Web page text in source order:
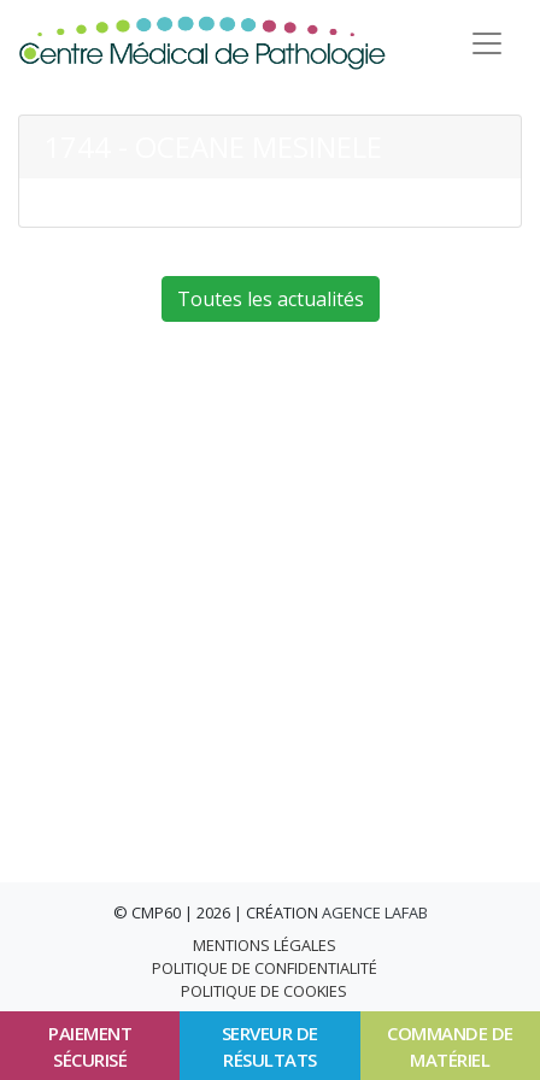
PAIEMENT
SÉCURISÉ
SERVEUR DE
RÉSULTATS
COMMANDE DE
MATÉRIEL
Toutes les actualités
© CMP60 | 2026 | CRÉATION AGENCE LAFAB
MENTIONS LÉGALES
POLITIQUE DE CONFIDENTIALITÉ
POLITIQUE DE COOKIES